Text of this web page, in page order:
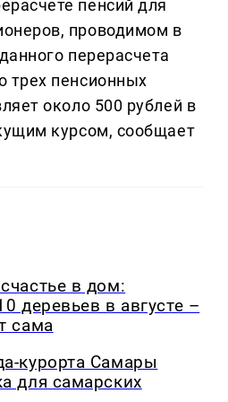
пенсий для
проводимом в
перерасчета
трех пенсионных
около 500 рублей в
курсом, сообщает
в дом:
деревьев в августе –
сама
курорта Самары
для самарских